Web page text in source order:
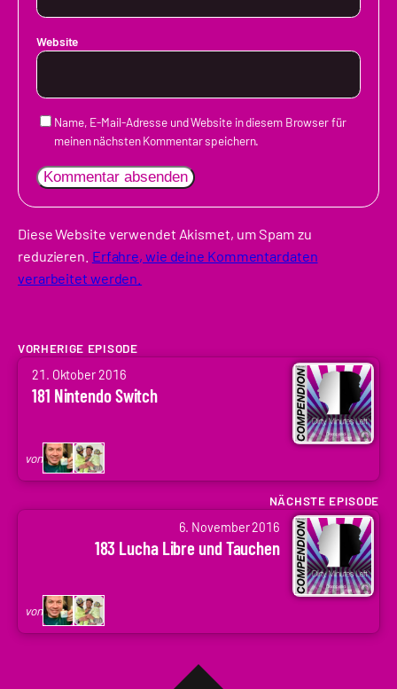
Website
Name, E-Mail-Adresse und Website in diesem Browser für
meinen nächsten Kommentar speichern.
Diese Website verwendet Akismet, um Spam zu
reduzieren. Erfahre, wie deine Kommentardaten
verarbeitet werden.
VORHERIGE EPISODE
21. Oktober 2016
181 Nintendo Switch
von
von
Arne
Codenaga,
Holger
NÄCHSTE EPISODE
6. November 2016
183 Lucha Libre und Tauchen
von
von
Codenaga,
Holger